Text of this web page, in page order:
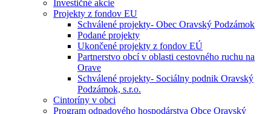
Investičné akcie
Projekty z fondov EU
Schválené projekty- Obec Oravský Podzámok
Podané projekty
Ukončené projekty z fondov EÚ
Partnerstvo obcí v oblasti cestovného ruchu na
Orave
Schválené projekty- Sociálny podnik Oravský
Podzámok, s.r.o.
Cintoríny v obci
Program odpadového hospodárstva Obce Oravský